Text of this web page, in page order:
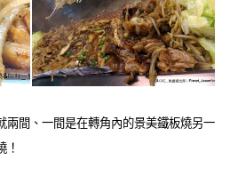
兩間、一間是在轉角內的景美鐵板燒另一
！